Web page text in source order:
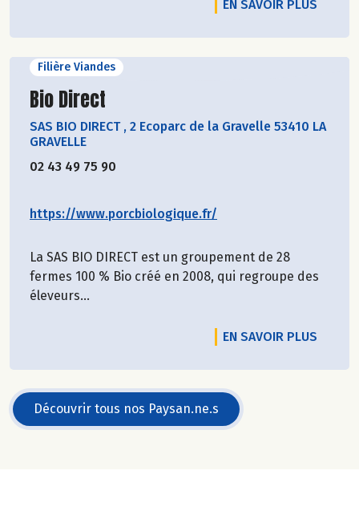
EN SAVOIR PLUS
Filière Viandes
Découvrir le producteur
Bio Direct
SAS BIO DIRECT , 2 Ecoparc de la Gravelle 53410 LA
GRAVELLE
02 43 49 75 90
https://www.porcbiologique.fr/
La SAS BIO DIRECT est un groupement de 28
fermes 100 % Bio créé en 2008, qui regroupe des
éleveurs...
EN SAVOIR PLUS
Découvrir tous nos Paysan.ne.s